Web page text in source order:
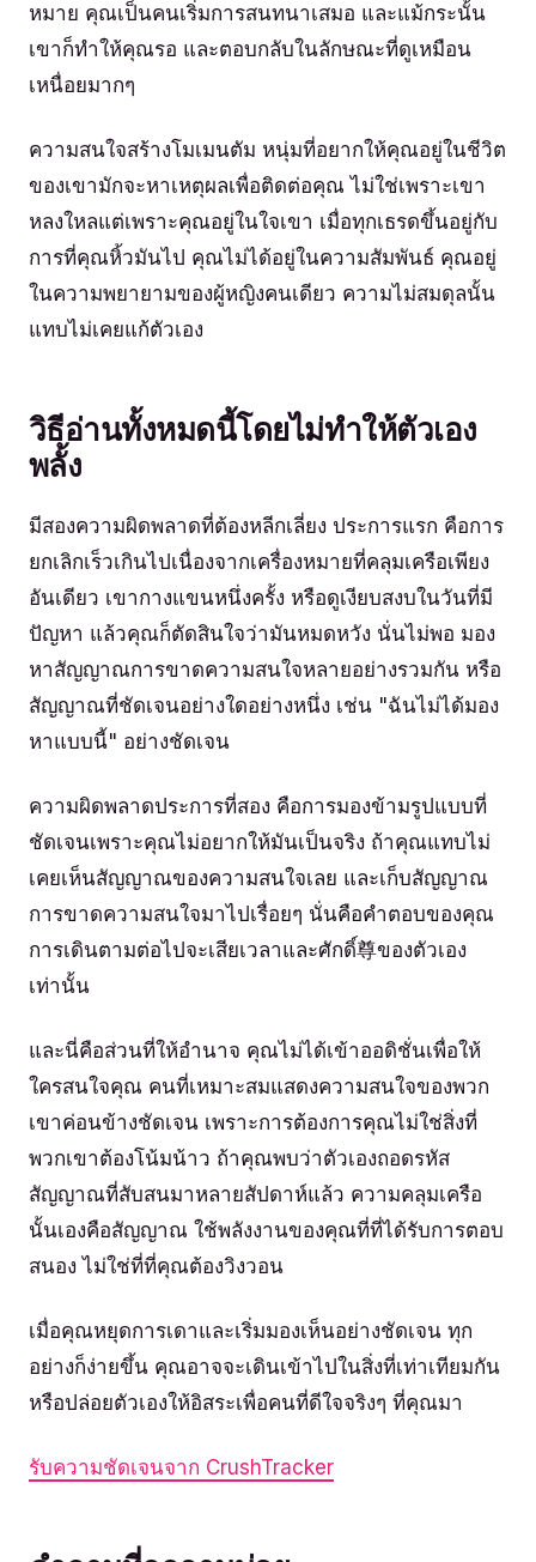
หมาย คุณเป็นคนเริ่มการสนทนาเสมอ และแม้กระนั้น
เขาก็ทำให้คุณรอ และตอบกลับในลักษณะที่ดูเหมือน
เหนื่อยมากๆ
ความสนใจสร้างโมเมนตัม หนุ่มที่อยากให้คุณอยู่ในชีวิต
ของเขามักจะหาเหตุผลเพื่อติดต่อคุณ ไม่ใช่เพราะเขา
หลงใหลแต่เพราะคุณอยู่ในใจเขา เมื่อทุกเธรดขึ้นอยู่กับ
การที่คุณหิ้วมันไป คุณไม่ได้อยู่ในความสัมพันธ์ คุณอยู่
ในความพยายามของผู้หญิงคนเดียว ความไม่สมดุลนั้น
แทบไม่เคยแก้ตัวเอง
วิธีอ่านทั้งหมดนี้โดยไม่ทำให้ตัวเอง
พลั้ง
มีสองความผิดพลาดที่ต้องหลีกเลี่ยง ประการแรก คือการ
ยกเลิกเร็วเกินไปเนื่องจากเครื่องหมายที่คลุมเครือเพียง
อันเดียว เขากางแขนหนึ่งครั้ง หรือดูเงียบสงบในวันที่มี
ปัญหา แล้วคุณก็ตัดสินใจว่ามันหมดหวัง นั่นไม่พอ มอง
หาสัญญาณการขาดความสนใจหลายอย่างรวมกัน หรือ
สัญญาณที่ชัดเจนอย่างใดอย่างหนึ่ง เช่น "ฉันไม่ได้มอง
หาแบบนี้" อย่างชัดเจน
ความผิดพลาดประการที่สอง คือการมองข้ามรูปแบบที่
ชัดเจนเพราะคุณไม่อยากให้มันเป็นจริง ถ้าคุณแทบไม่
เคยเห็นสัญญาณของความสนใจเลย และเก็บสัญญาณ
การขาดความสนใจมาไปเรื่อยๆ นั่นคือคำตอบของคุณ
การเดินตามต่อไปจะเสียเวลาและศักดิ์尊ของตัวเอง
เท่านั้น
และนี่คือส่วนที่ให้อำนาจ คุณไม่ได้เข้าออดิชั่นเพื่อให้
ใครสนใจคุณ คนที่เหมาะสมแสดงความสนใจของพวก
เขาค่อนข้างชัดเจน เพราะการต้องการคุณไม่ใช่สิ่งที่
พวกเขาต้องโน้มน้าว ถ้าคุณพบว่าตัวเองถอดรหัส
สัญญาณที่สับสนมาหลายสัปดาห์แล้ว ความคลุมเครือ
นั้นเองคือสัญญาณ ใช้พลังงานของคุณที่ที่ได้รับการตอบ
สนอง ไม่ใช่ที่ที่คุณต้องวิงวอน
เมื่อคุณหยุดการเดาและเริ่มมองเห็นอย่างชัดเจน ทุก
อย่างก็ง่ายขึ้น คุณอาจจะเดินเข้าไปในสิ่งที่เท่าเทียมกัน
หรือปล่อยตัวเองให้อิสระเพื่อคนที่ดีใจจริงๆ ที่คุณมา
รับความชัดเจนจาก CrushTracker